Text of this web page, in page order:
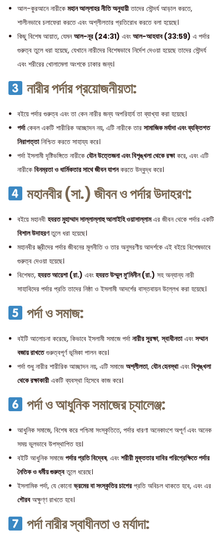
আল-কুরআনে নারীকে মহান আল্লাহর নীতি অনুযায়ীতাদের সৌন্দর্য আড়াল করতে,
শালীনভাবে চলাফেরা করতে এবং অশ্লীলতার প্রতিরোধ করতে বলা হয়েছে।
কিছু বিশেষ আয়াত, যেমনআল-নূর (24:31) এবং আল-আহযাব (33:59) এ পর্দার
গুরুত্ব তুলে ধরা হয়েছে, যেখানে নারীদের বিশেষভাবে নির্দেশ দেওয়া হয়েছে তাদের সৌন্দর্য
এবং শরীরের খোলামেলা অংশকে ঢাকার জন্য।
নারীর পর্দার প্রয়োজনীয়তা:
বইয়ে পর্দার গুরুত্ব এবং তা কেন নারীর জন্য অপরিহার্য তা ব্যাখ্যা করা হয়েছে।
পর্দাকেবল একটি শারীরিক আচ্ছাদন নয়, এটি নারীকে তার সামাজিক মর্যাদা এবং ব্যক্তিগত
নিরাপত্তানিশ্চিত করতে সাহায্য করে।
পর্দা ইসলামী দৃষ্টিভঙ্গিতে নারীকে যৌন উত্তেজনা এবং বিশৃঙ্খলা থেকে রক্ষাকরে, এবং এটি
নারীকে বিনম্রতা ও ধার্মিকতার সাথে জীবন যাপনকরতে উদ্বুদ্ধ করে।
মহানবীর (সা.) জীবন ও পর্দার উদাহরণ:
বইয়ে মহানবী হযরত মুহাম্মাদ সাল্লাল্লাহু আলাইহি ওয়াসাল্লামএর জীবন থেকে পর্দার একটি
বিশাল উদাহরণতুলে ধরা হয়েছে।
মহানবীর স্ত্রীদের পর্দার জীবনের মূলনীতি ও তার অনুসরণীয় আদর্শকে এই বইয়ে বিশেষভাবে
গুরুত্ব দেওয়া হয়েছে।
বিশেষত, হযরত আয়েশা (রা.) এবং হযরত উম্মুল মু’মিনীন (রা.) সহ অন্যান্য নারী
সাহাবিদের পর্দার প্রতি তাদের নিষ্ঠা ও ইসলামী আদর্শের বাস্তবায়ন উল্লেখ করা হয়েছে।
পর্দা ও সমাজ:
বইটি আলোচনা করেছে, কিভাবে ইসলামী সমাজে পর্দা নারীর সুরক্ষা,স্বাধীনতাএবং সম্মান
বজায় রাখতেগুরুত্বপূর্ণ ভূমিকা পালন করে।
পর্দা শুধু নারীর শারীরিক আচ্ছাদন নয়, এটি সমাজেঅশ্লীলতা, যৌন হেনস্থাএবং বিশৃঙ্খলা
থেকে রক্ষাকারী একটি ব্যবস্থা হিসেবে কাজ করে।
পর্দা ও আধুনিক সমাজের চ্যালেঞ্জ:
আধুনিক সমাজে, বিশেষ করে পশ্চিমা সংস্কৃতিতে, পর্দার ধারণা অনেকাংশে অপূর্ণ এবং অনেক
সময় ভুলভাবে উপস্থাপিত হয়।
বইটি আধুনিক সমাজেপর্দার প্রতি বিদ্বেষ, এবং শরীরী মুক্ততার দাবির পরিপ্রেক্ষিতে পর্দার
নৈতিক ও ধর্মীয় গুরুত্বতুলে ধরেছে।
ইসলামিক পর্দা, যে কোনোভ্রমের বা সংস্কৃতির চাপের প্রতি অবিচল থাকতে হবে, এবং এর
গৌরব অক্ষুণ্ণ রাখতে হবে।
পর্দা নারীর স্বাধীনতা ও মর্যাদা: